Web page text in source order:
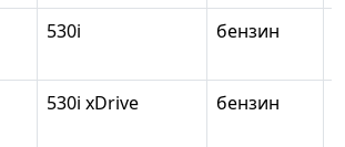
530i бензин
530i xDrive бензин